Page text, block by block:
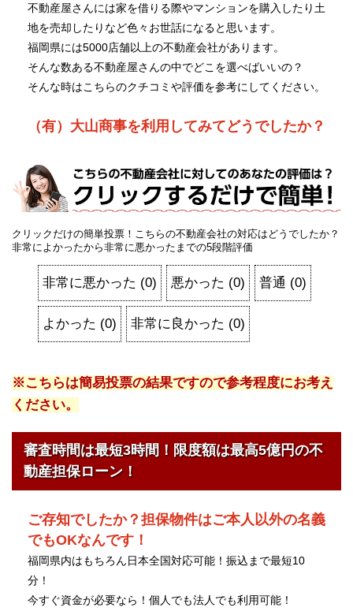
不動産屋さんには家を借りる際やマンションを購入したり土
地を売却したりなど色々お世話になると思います。
福岡県には5000店舗以上の不動産会社があります。
そんな数ある不動産屋さんの中でどこを選べばいいの？
そんな時はこちらのクチコミや評価を参考にしてください。
（有）大山商事を利用してみてどうでしたか？
クリックだけの簡単投票！こちらの不動産会社の対応はどうでしたか？
非常によかったから非常に悪かったまでの5段階評価
非常に悪かった (0) 悪かった (0) 普通 (0)
よかった (0) 非常に良かった (0)
※こちらは簡易投票の結果ですので参考程度にお考え
ください。
審査時間は最短3時間！限度額は最高5億円の不
動産担保ローン！
ご存知でしたか？担保物件はご本人以外の名義
でもOKなんです！
福岡県内はもちろん日本全国対応可能！振込まで最短10
分！
今すぐ資金が必要なら！個人でも法人でも利用可能！